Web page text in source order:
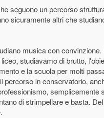
seguono un percorso
sicuramente altri che
musica con
studiavamo di brutto,
e la scuola per molti
in conservatorio,
semplicemente
di strimpellare e basta.